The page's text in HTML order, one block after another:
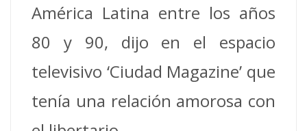
América Latina entre los años
80 y 90, dijo en el espacio
televisivo ‘Ciudad Magazine’ que
tenía una relación amorosa con